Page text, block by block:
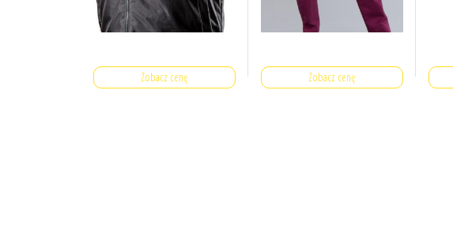
Zobacz cenę Zobacz cenę